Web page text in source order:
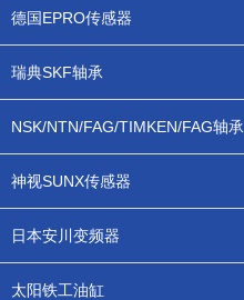
德国EPRO传感器
瑞典SKF轴承
NSK/NTN/FAG/TIMKEN/FAG轴承
神视SUNX传感器
日本安川变频器
太阳铁工油缸